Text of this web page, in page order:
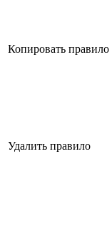
Копировать правило
Удалить правило